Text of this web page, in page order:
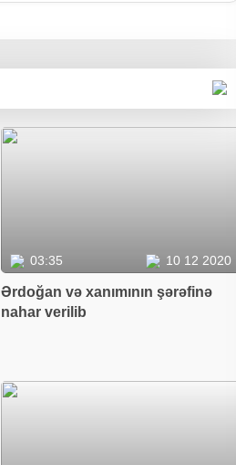
03:35 10 12 2020
Ərdoğan və xanımının şərəfinə
nahar verilib